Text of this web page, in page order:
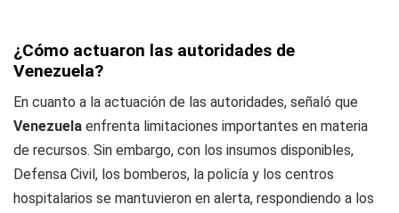
¿Cómo actuaron las autoridades de
Venezuela?
En cuanto a la actuación de las autoridades, señaló que
Venezuela enfrenta limitaciones importantes en materia
de recursos. Sin embargo, con los insumos disponibles,
Defensa Civil, los bomberos, la policía y los centros
hospitalarios se mantuvieron en alerta, respondiendo a los